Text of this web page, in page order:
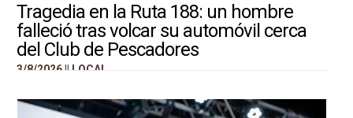
Tragedia en la Ruta 188: un hombre
falleció tras volcar su automóvil cerca
del Club de Pescadores
3/8/2026 || LOCAL